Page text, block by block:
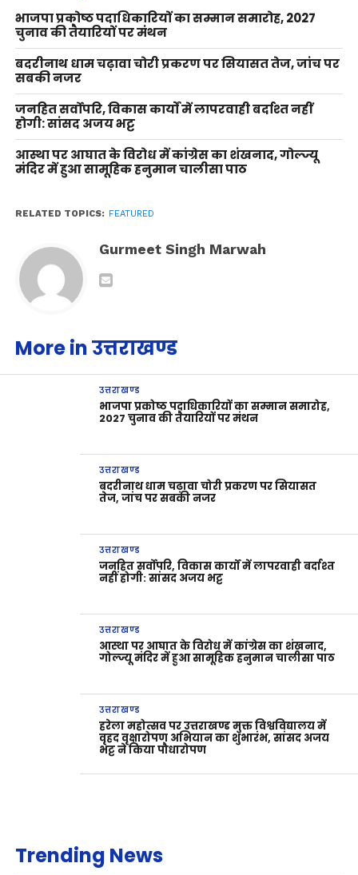
भाजपा प्रकोष्ठ पदाधिकारियों का सम्मान समारोह, 2027
चुनाव की तैयारियों पर मंथन
बदरीनाथ धाम चढ़ावा चोरी प्रकरण पर सियासत तेज, जांच पर
सबकी नजर
जनहित सर्वोपरि, विकास कार्यों में लापरवाही बर्दाश्त नहीं
होगी: सांसद अजय भट्ट
आस्था पर आघात के विरोध में कांग्रेस का शंखनाद, गोल्ज्यू
मंदिर में हुआ सामूहिक हनुमान चालीसा पाठ
RELATED TOPICS: FEATURED
Gurmeet Singh Marwah
More in उत्तराखण्ड
उत्तराखण्ड
भाजपा प्रकोष्ठ पदाधिकारियों का सम्मान समारोह,
2027 चुनाव की तैयारियों पर मंथन
उत्तराखण्ड
बदरीनाथ धाम चढ़ावा चोरी प्रकरण पर सियासत
तेज, जांच पर सबकी नजर
उत्तराखण्ड
जनहित सर्वोपरि, विकास कार्यों में लापरवाही बर्दाश्त
नहीं होगी: सांसद अजय भट्ट
उत्तराखण्ड
आस्था पर आघात के विरोध में कांग्रेस का शंखनाद,
गोल्ज्यू मंदिर में हुआ सामूहिक हनुमान चालीसा पाठ
उत्तराखण्ड
हरेला महोत्सव पर उत्तराखण्ड मुक्त विश्वविद्यालय में
वृहद वृक्षारोपण अभियान का शुभारंभ, सांसद अजय
भट्ट ने किया पौधारोपण
Trending News